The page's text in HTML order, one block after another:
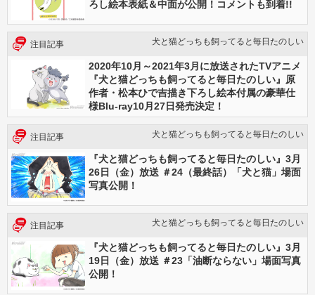
ろし絵本表紙＆中面が公開！コメントも到着!!
注目記事 犬と猫どっちも飼ってると毎日たのしい
2020年10月～2021年3月に放送されたTVアニメ
『犬と猫どっちも飼ってると毎日たのしい』原
作者・松本ひで吉描き下ろし絵本付属の豪華仕
様Blu-ray10月27日発売決定！
注目記事 犬と猫どっちも飼ってると毎日たのしい
『犬と猫どっちも飼ってると毎日たのしい』3月
26日（金）放送 ＃24（最終話）「犬と猫」場面
写真公開！
注目記事 犬と猫どっちも飼ってると毎日たのしい
『犬と猫どっちも飼ってると毎日たのしい』3月
19日（金）放送 ＃23「油断ならない」場面写真
公開！